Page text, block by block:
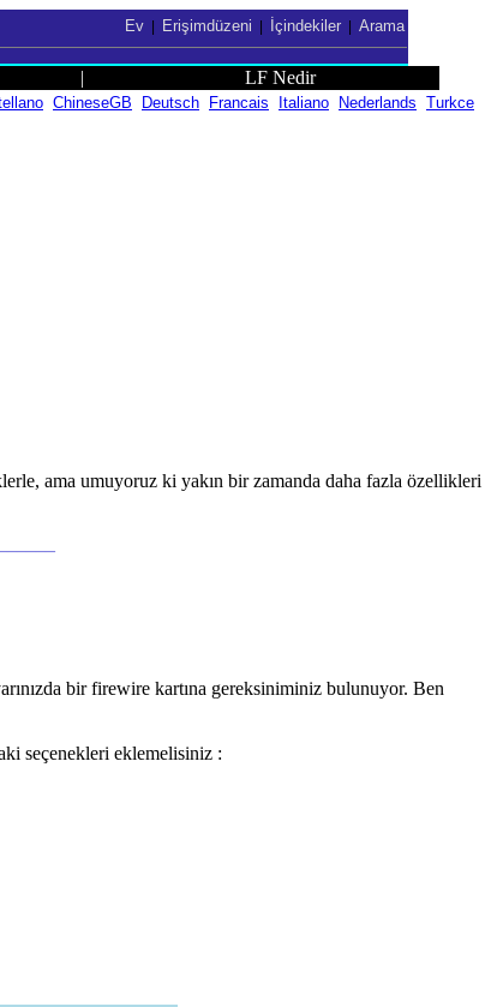
Ev| Erişimdüzeni İçindekiler| Arama
| LF Nedir
ChineseGB Deutsch Francais Italiano Nederlands Turkce
ama umuyoruz ki yakın bir zamanda daha fazla özellikleri
bir firewire kartına gereksiniminiz bulunuyor. Ben
seçenekleri eklemelisiniz :